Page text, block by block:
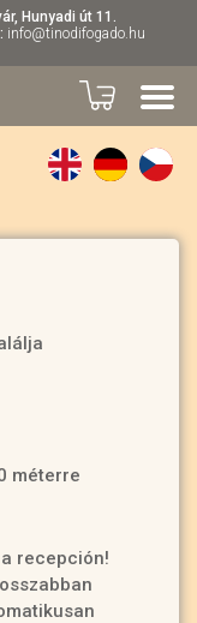
Hunyadi út 11.
info@tinodifogado.hu
méterre
recepción!